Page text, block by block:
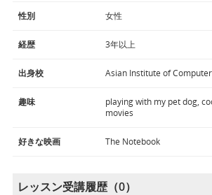
性別 女性
経歴 3年以上
出身校 Asian Institute of
趣味
playing with my pet dog,
movies
好きな映画 The Notebook
レッスン受講履歴（0）